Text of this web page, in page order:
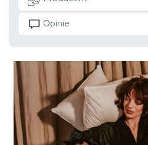
Opinie